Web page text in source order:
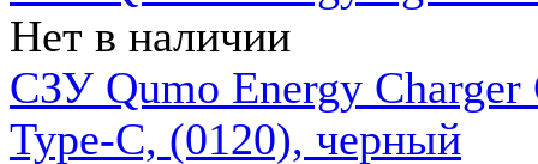
Нет в наличии
СЗУ Qumo Energy
Type-C, (0120), черный